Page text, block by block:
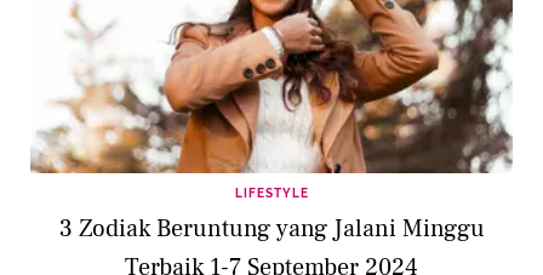
LIFESTYLE
3 Zodiak Beruntung yang Jalani Minggu
Terbaik 1-7 September 2024